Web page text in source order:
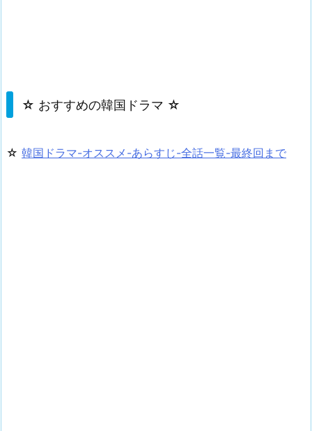
☆ おすすめの韓国ドラマ ☆
☆ 韓国ドラマ-オススメ-あらすじ-全話一覧-最終回まで